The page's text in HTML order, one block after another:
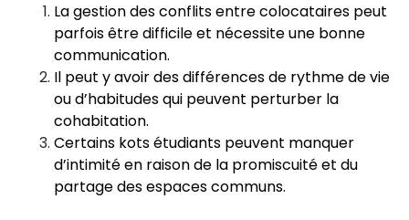
La gestion des conflits entre colocataires peut
parfois être difficile et nécessite une bonne
communication.
Il peut y avoir des différences de rythme de vie
ou d’habitudes qui peuvent perturber la
cohabitation.
Certains kots étudiants peuvent manquer
d’intimité en raison de la promiscuité et du
partage des espaces communs.